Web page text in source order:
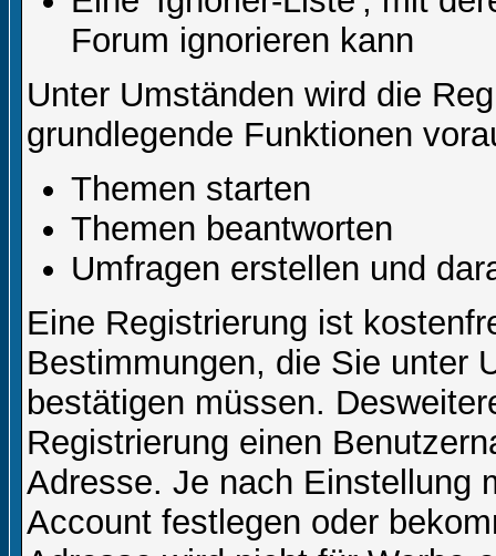
Forum ignorieren kann
Unter Umständen wird die
grundlegende Funktionen
Themen starten
Themen beantworten
Umfragen erstellen und
Eine Registrierung ist
Bestimmungen, die Sie unter
bestätigen müssen.
Registrierung einen
Adresse. Je nach Einstellung
Account festlegen oder